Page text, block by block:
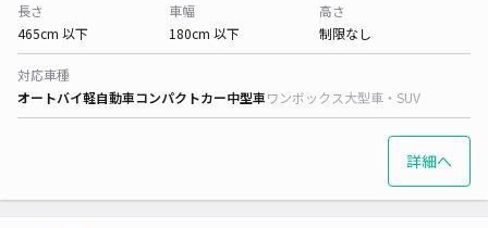
長さ
465cm 以下
車幅
180cm 以下
高さ
制限なし
対応車種
オートバイ軽自動車コンパクトカー中型車ワンボックス大型車・SUV
詳細へ